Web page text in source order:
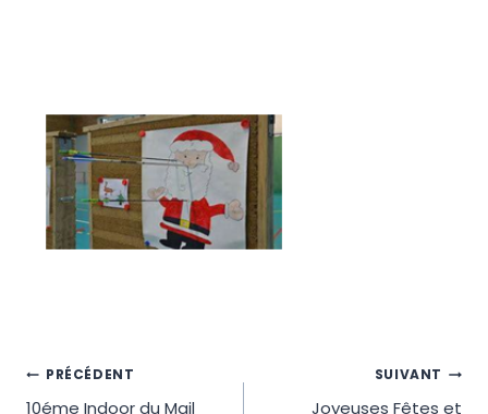
Navigation
PRÉCÉDENT
10éme Indoor du Mail
SUIVANT
Joyeuses Fêtes et